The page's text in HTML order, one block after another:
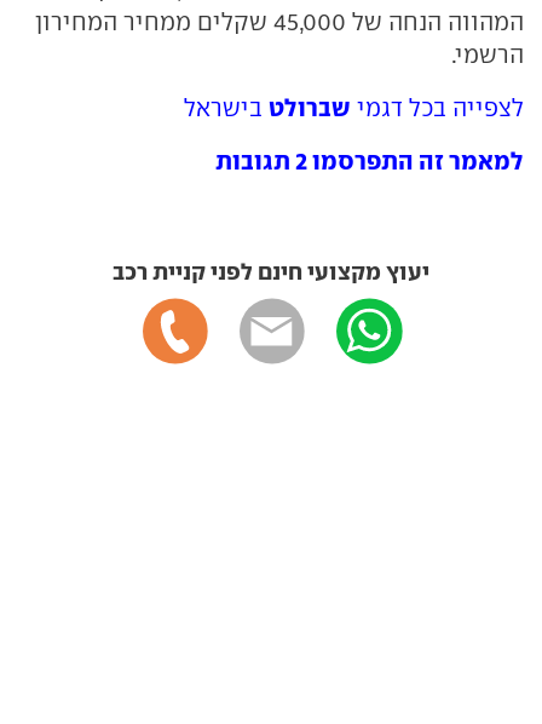
המהווה הנחה של 45,000 שקלים ממחיר המחירון
הרשמי.
לצפייה בכל דגמי שברולט בישראל
למאמר זה התפרסמו 2 תגובות
יעוץ מקצועי חינם לפני קניית רכב